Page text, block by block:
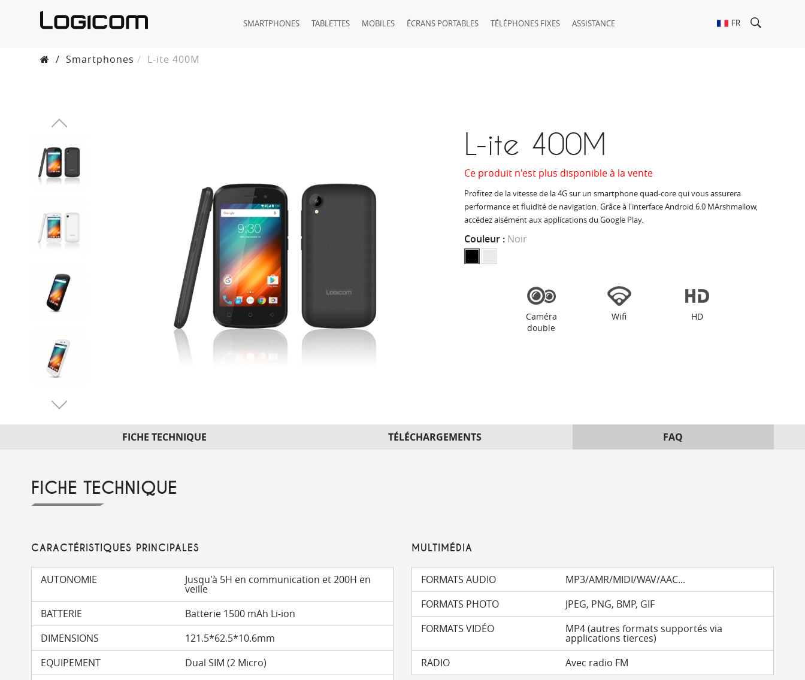
SMARTPHONES TABLETTES MOBILES ÉCRANS PORTABLES TÉLÉPHONES FIXES ASSISTANCE FR
/ Smartphones L-ite 400M
L-ite 400M
Ce produit n'est plus disponible à la vente
Profitez de la vitesse de la 4G sur un smartphone quad-core qui vous assurera
performance et fluidité de navigation. Grâce à l'interface Android 6.0 MArshmallow,
accédez aisément aux applications du Google Play.
Couleur : Noir
Caméra
double
Wifi HD
FICHE TECHNIQUE TÉLÉCHARGEMENTS FAQ
FICHE TECHNIQUE
CARACTÉRISTIQUES PRINCIPALES
AUTONOMIE Jusqu'à 5H en communication et 200H en
veille
BATTERIE
Batterie 1500 mAh Li-ion
DIMENSIONS
121.5*62.5*10.6mm
EQUIPEMENT
Dual SIM (2 Micro)
MULTIMÉDIA
FORMATS AUDIO
MP3/AMR/MIDI/WAV/AAC...
FORMATS PHOTO
JPEG, PNG, BMP, GIF
FORMATS VIDÉO
MP4 (autres formats supportés via
applications tierces)
RADIO
Avec radio FM